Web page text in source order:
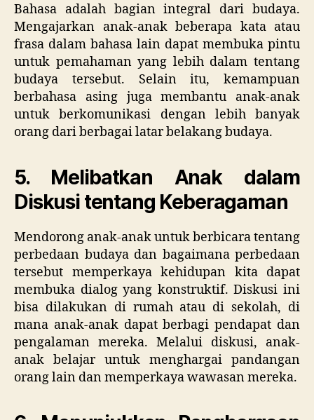
Bahasa adalah bagian integral dari budaya.
Mengajarkan anak-anak beberapa kata atau
frasa dalam bahasa lain dapat membuka pintu
untuk pemahaman yang lebih dalam tentang
budaya tersebut. Selain itu, kemampuan
berbahasa asing juga membantu anak-anak
untuk berkomunikasi dengan lebih banyak
orang dari berbagai latar belakang budaya.
5. Melibatkan Anak dalam
Diskusi tentang Keberagaman
Mendorong anak-anak untuk berbicara tentang
perbedaan budaya dan bagaimana perbedaan
tersebut memperkaya kehidupan kita dapat
membuka dialog yang konstruktif. Diskusi ini
bisa dilakukan di rumah atau di sekolah, di
mana anak-anak dapat berbagi pendapat dan
pengalaman mereka. Melalui diskusi, anak-
anak belajar untuk menghargai pandangan
orang lain dan memperkaya wawasan mereka.